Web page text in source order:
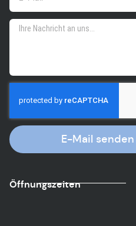
E-Mail senden
Öffnungszeiten